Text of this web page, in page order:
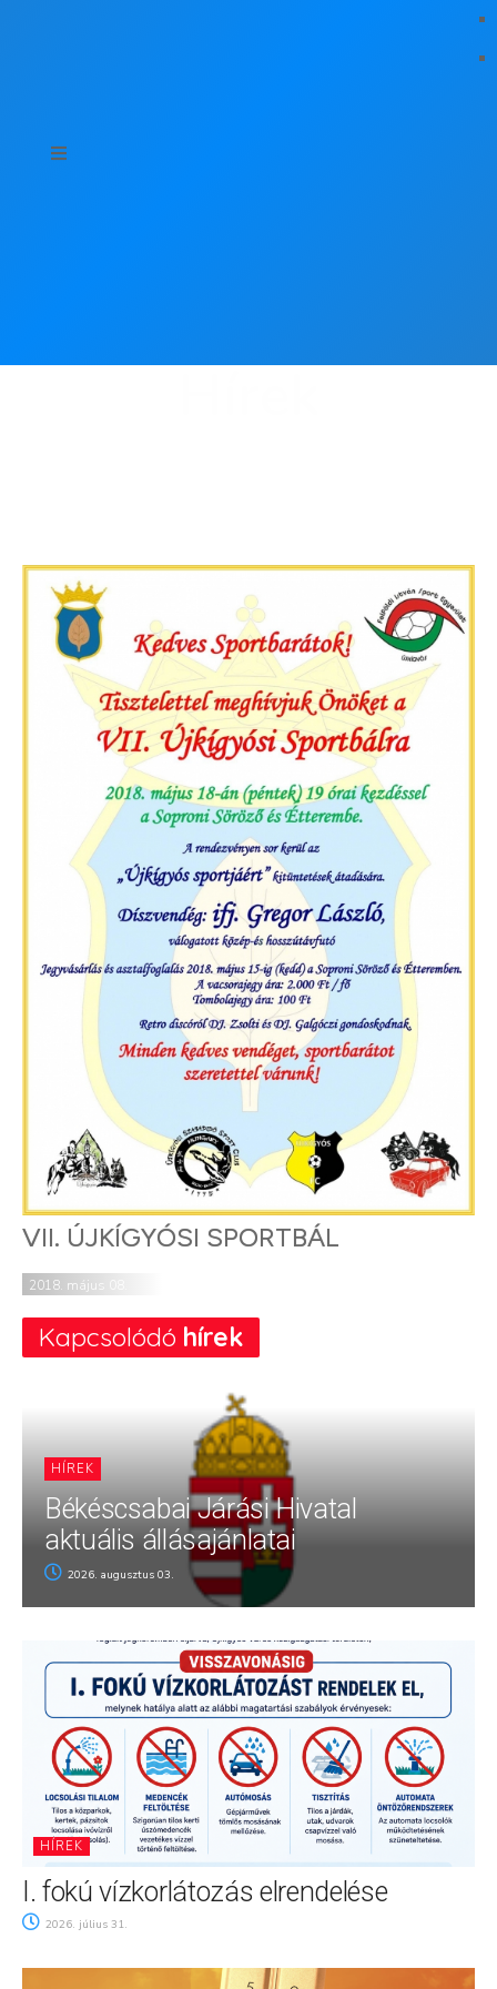
VII. ÚJKÍGYÓSI SPORTBÁL
2018. május 08.
Kapcsolódó hírek
HÍREK
Békéscsabai Járási Hivatal
aktuális állásajánlatai
2026. augusztus 03.
HÍREK
I. fokú vízkorlátozás elrendelése
2026. július 31.